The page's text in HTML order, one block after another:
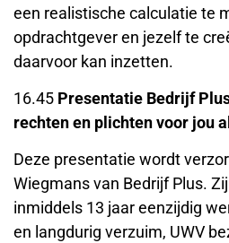
een realistische calculatie te
opdrachtgever en jezelf te
daarvoor kan inzetten.
16.45 Presentatie Bedrijf
rechten en plichten voor jou
Deze presentatie wordt
Wiegmans van Bedrijf Plus.
inmiddels 13 jaar eenzijdig
en langdurig verzuim, UWV